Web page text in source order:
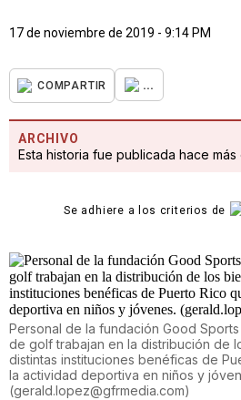
17 de noviembre de 2019 - 9:14 PM
COMPARTIR ...
ARCHIVO
Esta historia fue publicada hace más
Se adhiere a los criterios de
Personal de la fundación Good
de golf trabajan en la distribución de
distintas instituciones benéficas de
la actividad deportiva en niños y
(gerald.lopez@gfrmedia.com)